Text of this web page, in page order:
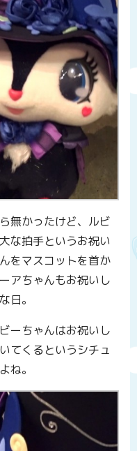
無かったけど、ルビ
な拍手というお祝い
をマスコットを首か
アちゃんもお祝いし
日。
ーちゃんはお祝いし
てくるというシチュ
ね。